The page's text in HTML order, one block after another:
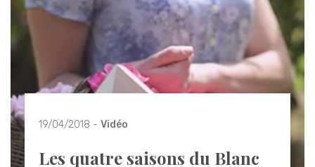
19/04/2018 - Vidéo
Les quatre saisons du Blanc